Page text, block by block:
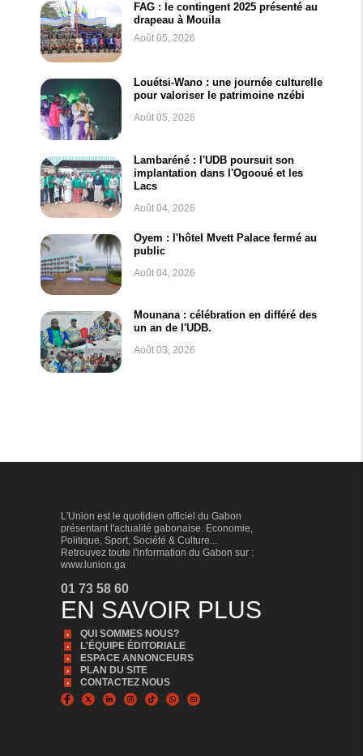
FAG : le contingent 2025 présenté au
drapeau à Mouila
Août 05, 2026
Louétsi-Wano : une journée culturelle
pour valoriser le patrimoine nzébi
Août 05, 2026
Lambaréné : l'UDB poursuit son
implantation dans l'Ogooué et les
Lacs
Août 04, 2026
Oyem : l'hôtel Mvett Palace fermé au
public
Août 04, 2026
Mounana : célébration en différé des
un an de l'UDB.
Août 03, 2026
L'Union est le quotidien officiel du Gabon
présentant l'actualité gabonaise. Economie,
Politique, Sport, Société & Culture...
Retrouvez toute l'information du Gabon sur :
www.lunion.ga
01 73 58 60
EN SAVOIR PLUS
QUI SOMMES NOUS?
L'ÉQUIPE ÉDITORIALE
ESPACE ANNONCEURS
PLAN DU SITE
CONTACTEZ NOUS